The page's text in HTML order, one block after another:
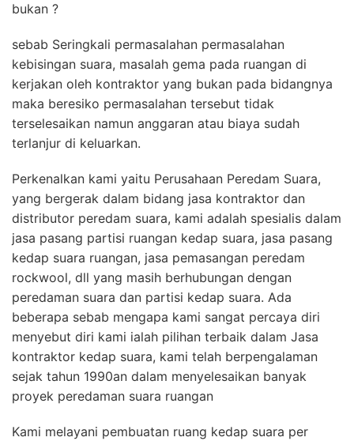
bukan ?
sebab Seringkali permasalahan permasalahan
kebisingan suara, masalah gema pada ruangan di
kerjakan oleh kontraktor yang bukan pada bidangnya
maka beresiko permasalahan tersebut tidak
terselesaikan namun anggaran atau biaya sudah
terlanjur di keluarkan.
Perkenalkan kami yaitu Perusahaan Peredam Suara,
yang bergerak dalam bidang jasa kontraktor dan
distributor peredam suara, kami adalah spesialis dalam
jasa pasang partisi ruangan kedap suara, jasa pasang
kedap suara ruangan, jasa pemasangan peredam
rockwool, dll yang masih berhubungan dengan
peredaman suara dan partisi kedap suara. Ada
beberapa sebab mengapa kami sangat percaya diri
menyebut diri kami ialah pilihan terbaik dalam Jasa
kontraktor kedap suara, kami telah berpengalaman
sejak tahun 1990an dalam menyelesaikan banyak
proyek peredaman suara ruangan
Kami melayani pembuatan ruang kedap suara per